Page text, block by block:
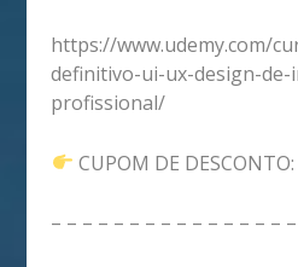
https://www.udemy.com/
definitivo-ui-ux-design-de-
profissional/
CUPOM DE
– – – – – – – – – – – – – – –